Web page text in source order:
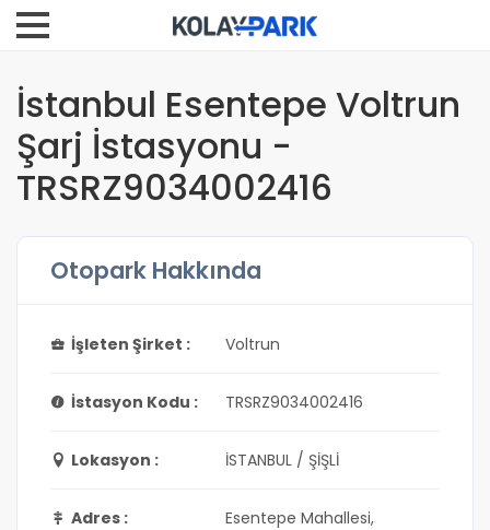
İstanbul Esentepe Voltrun
Şarj İstasyonu -
TRSRZ9034002416
Otopark Hakkında
İşleten Şirket : Voltrun
İstasyon Kodu : TRSRZ9034002416
Lokasyon : İSTANBUL / ŞİŞLİ
Adres :
Esentepe Mahallesi,